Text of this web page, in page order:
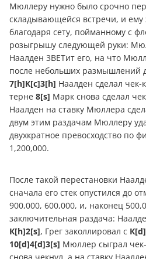
Мюллеру нужно было срочно
складывающейся встречи, и ему
благодаря сету, пойманному с
розыгрышу следующей руки:
Наалден 3ВЕТит его, на что
после небольших размышлений
7[h]К[c]3[h] Наалден сделал чек-
терне 8[s] Марк снова сделал
Наалден на ставку Мюллера
двум этим раздачам Мюллеру
двухкратное превосходство по
1,200,000.
После такой перестановки
сначала его стек опустился до
900,000, 600,000, и, наконец
заключительная раздача:
К[h]2[s], Грег заколлировал с
10[d]4[d]3[s] Мюллер сыграл